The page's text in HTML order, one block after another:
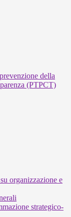
della
(PTPCT)
organizzazione e
strategico-